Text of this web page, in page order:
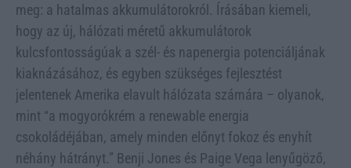
meg: a hatalmas akkumulátorokról. Írásában kiemeli,
hogy az új, hálózati méretű akkumulátorok
kulcsfontosságúak a szél- és napenergia potenciáljának
kiaknázásához, és egyben szükséges fejlesztést
jelentenek Amerika elavult hálózata számára – olyanok,
mint “a mogyorókrém a renewable energia
csokoládéjában, amely minden előnyt fokoz és enyhít
néhány hátrányt.” Benji Jones és Paige Vega lenyűgöző,